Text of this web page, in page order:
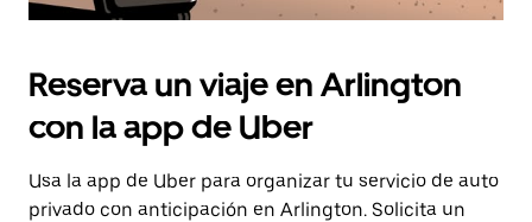
Reserva un viaje en Arlington
con la app de Uber
Usa la app de Uber para organizar tu servicio de auto
privado con anticipación en Arlington. Solicita un